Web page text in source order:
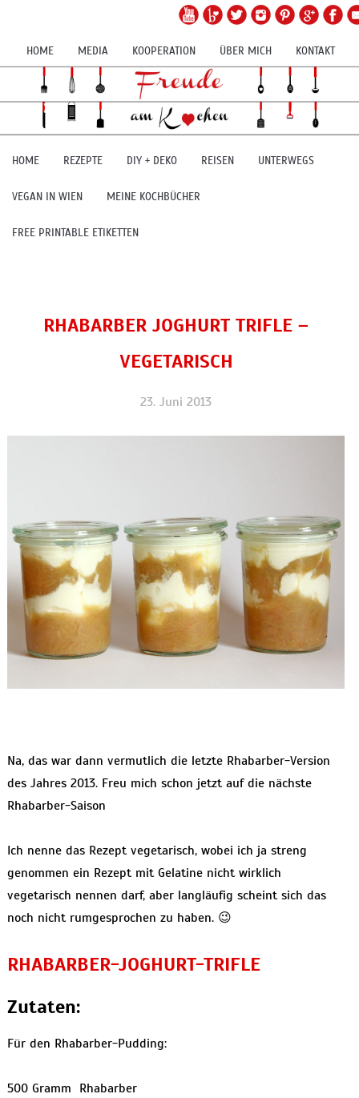
HOME MEDIA KOOPERATION ÜBER MICH KONTAKT
HOME REZEPTE DIY + DEKO REISEN UNTERWEGS
VEGAN IN WIEN MEINE KOCHBÜCHER
FREE PRINTABLE ETIKETTEN
RHABARBER JOGHURT TRIFLE –
VEGETARISCH
23. Juni 2013
Na, das war dann vermutlich die letzte Rhabarber-Version
des Jahres 2013. Freu mich schon jetzt auf die nächste
Rhabarber-Saison
Ich nenne das Rezept vegetarisch, wobei ich ja streng
genommen ein Rezept mit Gelatine nicht wirklich
vegetarisch nennen darf, aber langläufig scheint sich das
noch nicht rumgesprochen zu haben. 😉
RHABARBER-JOGHURT-TRIFLE
Zutaten:
Für den Rhabarber-Pudding:
500 Gramm Rhabarber